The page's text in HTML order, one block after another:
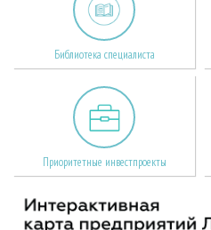
Библиотека специалиста
Приоритетные инвестпроекты